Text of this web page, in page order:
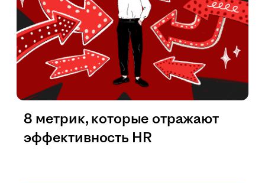
8 метрик, которые отражают
эффективность HR